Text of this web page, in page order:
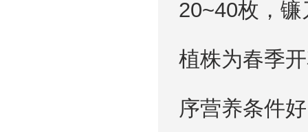
20~40枚，
植株为春季
序营养条件